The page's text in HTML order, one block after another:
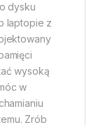
dysku
laptopie z
wysoką
w
Zrób